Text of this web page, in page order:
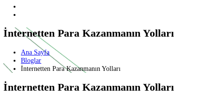
İletişim Bilgileri
0541 691 96 94
info@revoyazilim.com